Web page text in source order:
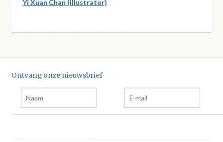
Yi Xuan Chan (illustrator)
Ontvang onze nieuwsbrief